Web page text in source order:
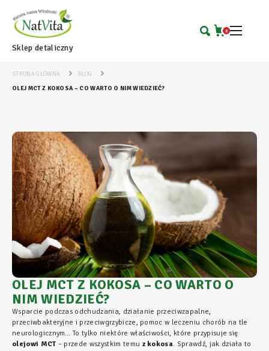
Sklep detaliczny
0
STRONA GŁÓWNA
BLOG
OLEJ MCT Z KOKOSA – CO WARTO O NIM WIEDZIEĆ?
OLEJ MCT Z KOKOSA – CO WARTO O
NIM WIEDZIEĆ?
Wsparcie podczas odchudzania, działanie przeciwzapalne,
przeciwbakteryjne i przeciwgrzybicze, pomoc w leczeniu chorób na tle
neurologicznym… To tylko niektóre właściwości, które przypisuje się
olejowi MCT – przede wszystkim temu z kokosa. Sprawdź, jak działa to